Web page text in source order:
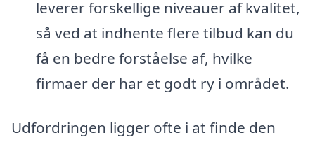
leverer forskellige niveauer af kvalitet,
så ved at indhente flere tilbud kan du
få en bedre forståelse af, hvilke
firmaer der har et godt ry i området.
Udfordringen ligger ofte i at finde den